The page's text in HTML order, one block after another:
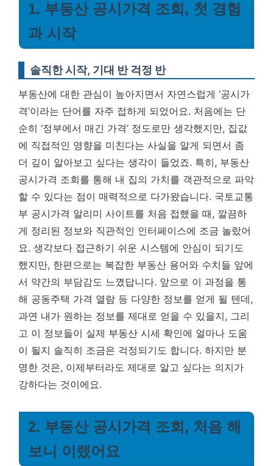
1. 부동산 공시가격 조회, 첫 경험
과 시작
솔직한 시작, 기대 반 걱정 반
부동산에 대한 관심이 높아지면서 자연스럽게 ‘공시가
격’이라는 단어를 자주 접하게 되었어요. 처음에는 단
순히 ‘정부에서 매긴 가격’ 정도로만 생각했지만, 집값
에 직접적인 영향을 미친다는 사실을 알게 되면서 좀
더 깊이 알아보고 싶다는 생각이 들었죠. 특히, 부동산
공시가격 조회를 통해 내 집의 가치를 객관적으로 파악
할 수 있다는 점이 매력적으로 다가왔습니다. 국토교통
부 공시가격 알리미 사이트를 처음 접했을 때, 깔끔하
게 정리된 정보와 직관적인 인터페이스에 조금 놀랐어
요. 생각보다 접근하기 쉬운 시스템에 안심이 되기도
했지만, 한편으로는 복잡한 부동산 용어와 수치들 앞에
서 약간의 부담감도 느꼈답니다. 앞으로 이 과정을 통
해 공동주택 가격 열람 등 다양한 정보를 얻게 될 텐데,
과연 내가 원하는 정보를 제대로 얻을 수 있을지, 그리
고 이 정보들이 실제 부동산 시세 확인에 얼마나 도움
이 될지 솔직히 조금은 걱정되기도 합니다. 하지만 분
명한 것은, 이제부터라도 제대로 알고 싶다는 의지가
강하다는 것이에요.
2. 부동산 공시가격 조회, 처음 해
보니 이랬어요